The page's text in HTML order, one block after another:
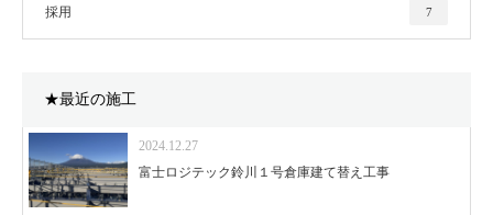
採用 7
★最近の施工
2024.12.27
富士ロジテック鈴川１号倉庫建て替え工事